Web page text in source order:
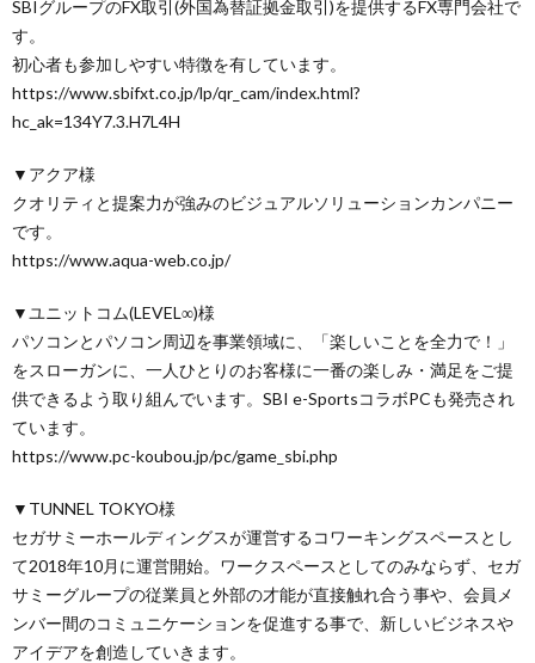
SBIグループのFX取引(外国為替証拠金取引)を提供するFX専門会社で
す。
初心者も参加しやすい特徴を有しています。
https://www.sbifxt.co.jp/lp/qr_cam/index.html?
hc_ak=134Y7.3.H7L4H
▼アクア様
クオリティと提案力が強みのビジュアルソリューションカンパニー
です。
https://www.aqua-web.co.jp/
▼ユニットコム(LEVEL∞)様
パソコンとパソコン周辺を事業領域に、「楽しいことを全力で！」
をスローガンに、一人ひとりのお客様に一番の楽しみ・満足をご提
供できるよう取り組んでいます。SBI e-SportsコラボPCも発売され
ています。
https://www.pc-koubou.jp/pc/game_sbi.php
▼TUNNEL TOKYO様
セガサミーホールディングスが運営するコワーキングスペースとし
て2018年10月に運営開始。ワークスペースとしてのみならず、セガ
サミーグループの従業員と外部の才能が直接触れ合う事や、会員メ
ンバー間のコミュニケーションを促進する事で、新しいビジネスや
アイデアを創造していきます。